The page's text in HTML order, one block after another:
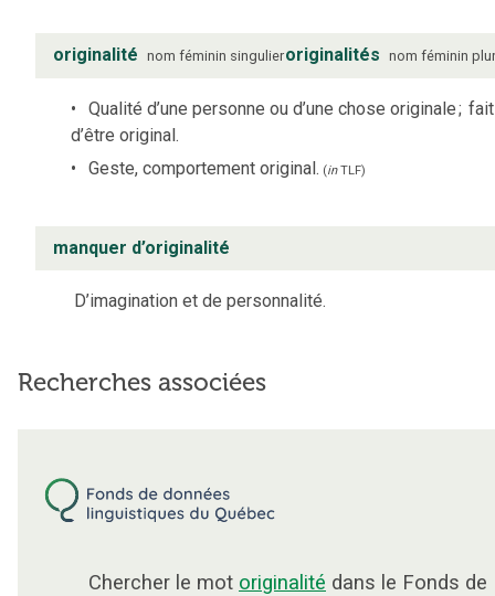
originalité nom féminin singulieroriginalités nom féminin
Qualité d’une personne ou d’une chose originale; fait
d’être original.
Geste, comportement original. (inTLF)
manquer d’originalité
D’imagination et de personnalité.
Recherches associées
Chercher le mot originalité dans le Fonds de